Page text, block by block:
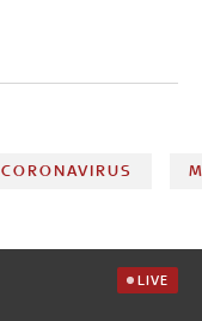
CORONAVIRUS
LIVE